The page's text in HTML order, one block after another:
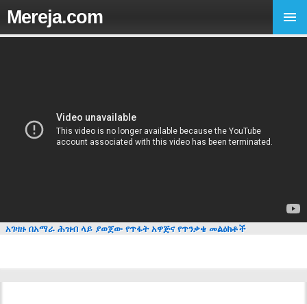
Mereja.com
አገዛዙ በአማራ ሕዝብ ላይ ያወጀው የጥፋት አዋጅና የጥንቃቄ መልዕክቶች